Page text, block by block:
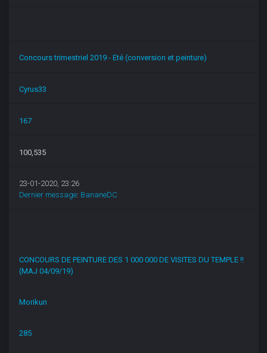
Concours trimestriel 2019 - Eté (conversion et peinture)
Cyrus33
167
100,535
23-01-2020, 23:26
Dernier message: BananeDC
CONCOURS DE PEINTURE DES 1 000 000 DE VISITES DU TEMPLE !!
(MAJ 04/09/19)
Morikun
285